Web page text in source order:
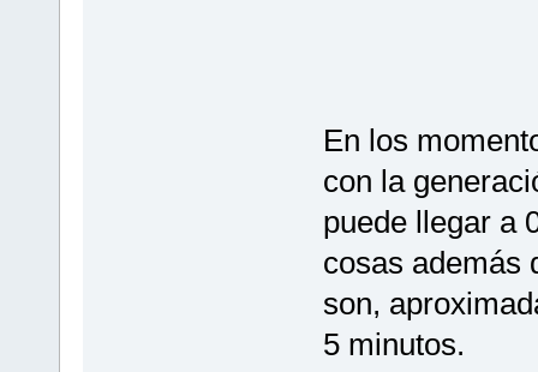
En los
con la
puede llegar a
cosas además
son,
5 minutos.